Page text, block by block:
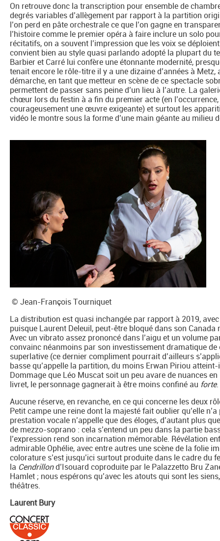
On retrouve donc la transcription pour ensemble de
degrés variables d’allègement par rapport à la partition
l’on perd en pâte orchestrale ce que l’on gagne en
l’histoire comme le premier opéra à faire inclure un solo
récitatifs, on a souvent l’impression que les voix se
convient bien au style quasi parlando adopté la plupart du
Barbier et Carré lui confère une étonnante modernité,
tenait encore le rôle-titre il y a une dizaine d’années à
démarche, en tant que metteur en scène de ce spectacle
permettent de passer sans peine d’un lieu à l’autre. La
chœur lors du festin à a fin du premier acte (en
courageusement une œuvre exigeante) et surtout les
vidéo le montre sous la forme d’une main géante au milieu
© Jean-François Tourniquet
La distribution est quasi inchangée par rapport à 2019,
puisque Laurent Deleuil, peut-être bloqué dans son Canada
Avec un vibrato assez prononcé dans l’aigu et un volume
convainc néanmoins par son investissement dramatique
superlative (ce dernier compliment pourrait d’ailleurs
basse qu’appelle la partition, du moins Erwan Piriou
Dommage que Léo Muscat soit un peu avare de nuances
livret, le personnage gagnerait à être moins confiné au forte.
Aucune réserve, en revanche, en ce qui concerne les deux
Petit campe une reine dont la majesté fait oublier qu’elle n’a
prestation vocale n’appelle que des éloges, d’autant plus
de mezzo-soprano : cela s’entend un peu dans la partie
l’expression rend son incarnation mémorable. Révélation
admirable Ophélie, avec entre autres une scène de la folie
colorature s’est jusqu’ici surtout produite dans le cadre du
la Cendrillond’Isouard coproduite par le Palazzetto Bru
Hamlet ; nous espérons qu’avec les atouts qui sont les
théâtres.
Laurent Bury